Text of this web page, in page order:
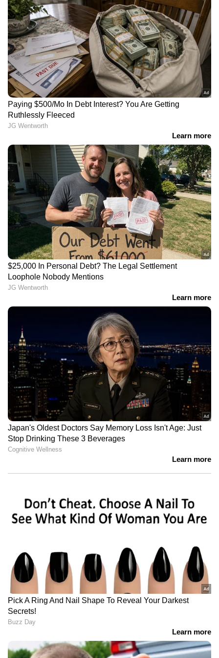
റൊണാൾഡോയുടെ
വിവാഹമെന്ന് കരുതി
ഇരച്ചുകയറി ആരാധകർ;
വധുവരൻമാരെ
കണ്ടപ്പോള്‍ അമ്പരപ്പ്;
പ്രതികരിച്ച് സിആർ7
അർജന്റീനൻ ഇതിഹാസം
ലയണൽ മെസ്സിയുടെ
പിതാവ് ഹോര്‍ഹെ മെസ്സി
അന്തരിച്ചു
പ്രതിഭകളുണ്ടായിട്ടെന്താ
കാര്യം! റയല്‍ മാഡ്രിഡിന്റെ
മിഡ് ഫീല്‍ഡ് ദുർബലം,
കാരണമെന്ത്?
ലോകകപ്പിനിടെ മെസിയെ
ചാവേർ
ബോംബാക്രമണത്തിലൂടെ
വധിക്കാൻ നീക്കം?;
കളിക്കളത്തെ നടുക്കിയ
വൻ സുരക്ഷാ ഭീഷണി
പുറത്ത്
LATEST VIDEOS
യൂണിഫോമിട്ട കള്ളനോ?;
സഹപ്രവർത്തകരിൽ നിന്ന്
ലക്ഷങ്ങൾ തട്ടിയെടുത്ത
പൊലീസുകാരനെതിരെ കേസ്
മണികൂർ വെെകുമെന്ന്
അറിയിച്ചില്ല; കണ്ണൂർ
വിമാനത്താവളത്തിൽ പ്രതിഷേധം